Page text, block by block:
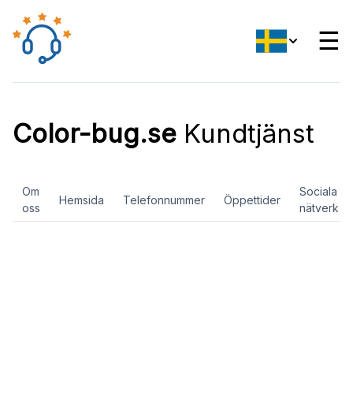
☰
Color-bug.se Kundtjänst
Om
oss
Hemsida Telefonnummer Öppettider
Sociala
nätverk